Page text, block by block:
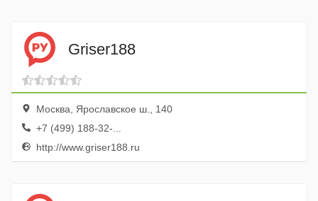
Griser188
Москва, Ярославское ш., 140
+7 (499) 188-32-...
http://www.griser188.ru